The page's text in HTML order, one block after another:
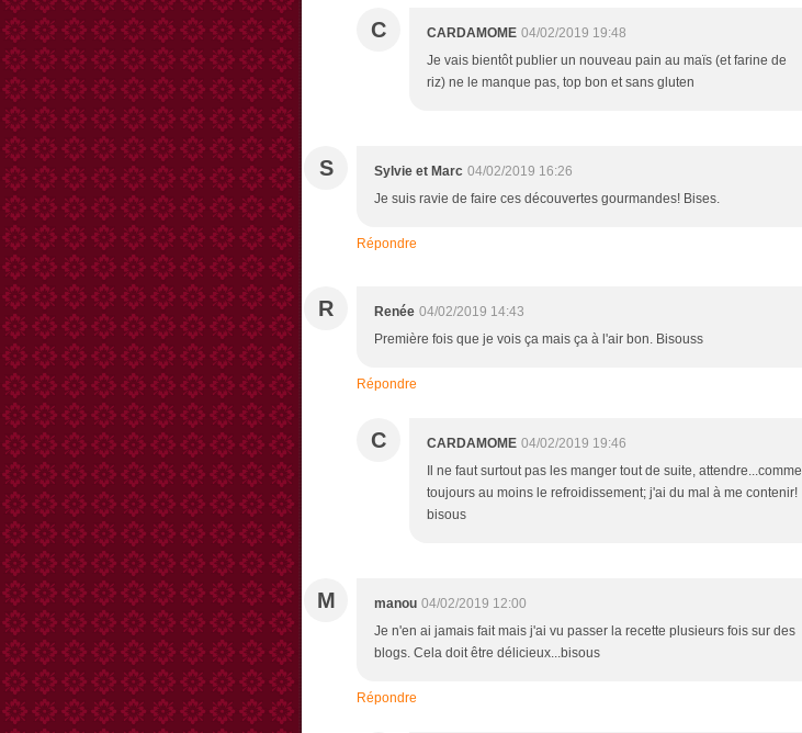
C CARDAMOME 04/02/2019 19:48
Je vais bientôt publier un nouveau pain au maïs (et farine de
riz) ne le manque pas, top bon et sans gluten
S Sylvie et Marc 04/02/2019 16:26
Je suis ravie de faire ces découvertes gourmandes! Bises.
Répondre
R Renée 04/02/2019 14:43
Première fois que je vois ça mais ça à l'air bon. Bisouss
Répondre
C CARDAMOME 04/02/2019 19:46
Il ne faut surtout pas les manger tout de suite, attendre...comme
toujours au moins le refroidissement; j'ai du mal à me contenir!
bisous
M manou 04/02/2019 12:00
Je n'en ai jamais fait mais j'ai vu passer la recette plusieurs fois sur des
blogs. Cela doit être délicieux...bisous
Répondre